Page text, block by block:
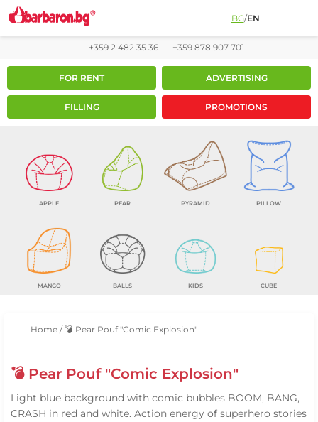
BG/EN
+359 2 482 35 36 +359 878 907 701
FOR RENT ADVERTISING
FILLING PROMOTIONS
APPLE PEAR PYRAMID PILLOW
MANGO BALLS KIDS CUBE
Home /💣 Pear Pouf "Comic Explosion"
💣 Pear Pouf "Comic Explosion"
Light blue background with comic bubbles BOOM, BANG,
CRASH in red and white. Action energy of superhero stories